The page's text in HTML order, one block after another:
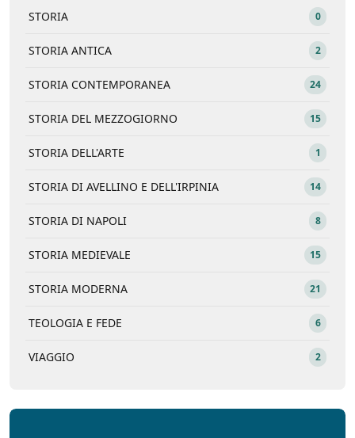
STORIA 0
STORIA ANTICA 2
STORIA CONTEMPORANEA 24
STORIA DEL MEZZOGIORNO 15
STORIA DELL'ARTE 1
STORIA DI AVELLINO E DELL'IRPINIA 14
STORIA DI NAPOLI 8
STORIA MEDIEVALE 15
STORIA MODERNA 21
TEOLOGIA E FEDE 6
VIAGGIO 2